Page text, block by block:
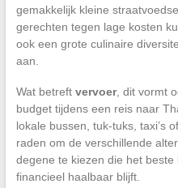
gemakkelijk kleine
gerechten tegen lage kosten
ook een grote culinaire
aan.
Wat betreft vervoer, dit vormt
budget tijdens een reis naar
lokale bussen, tuk-tuks, taxi’s
raden om de verschillende
degene te kiezen die het
financieel haalbaar blijft.